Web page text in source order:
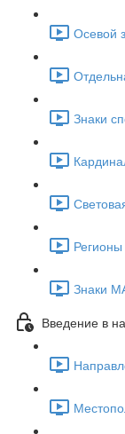
Осевой
Знаки
Знаки
Введение в